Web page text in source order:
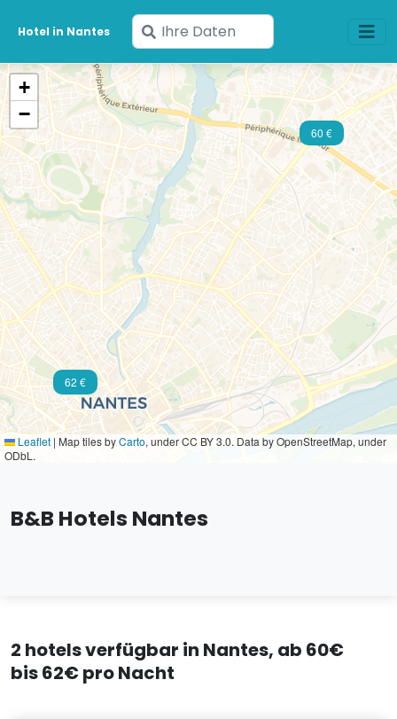
Hotel in Nantes
Geben
Sie
Ihre
Daten
ein
60 €
62 €
+
−
Leaflet | Map tiles byCarto, under CC BY 3.0. Data by OpenStreetMap, under
ODbL.
B&B Hotels Nantes
2 hotels verfügbar in Nantes, ab 60€
bis 62€ pro Nacht